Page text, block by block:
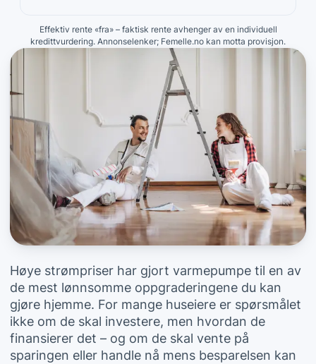
Effektiv rente «fra» – faktisk rente avhenger av en individuell
kredittvurdering. Annonselenker; Femelle.no kan motta provisjon.
Høye strømpriser har gjort varmepumpe til en av
de mest lønnsomme oppgraderingene du kan
gjøre hjemme. For mange huseiere er spørsmålet
ikke om de skal investere, men hvordan de
finansierer det – og om de skal vente på
sparingen eller handle nå mens besparelsen kan